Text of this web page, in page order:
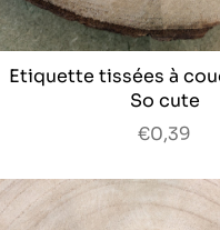
Etiquette tissées à
So cute
€0,39